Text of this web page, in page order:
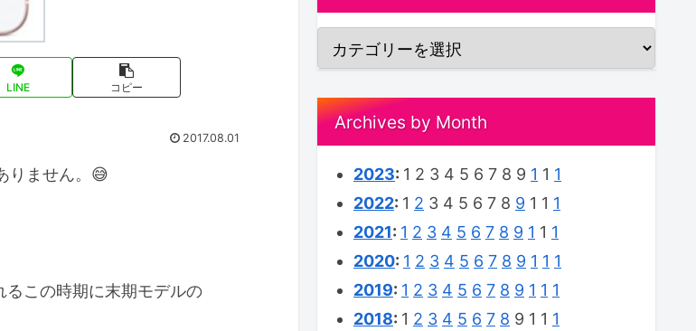
LINE コピー
2017.08.01
りません。😅
この時期に末期モデルの
Archives by Month
2023: 1 2 3 4 5 6 7 8 9 1 1 1
2022: 1 2 3 4 5 6 7 8 9 1 1 1
2021: 1 2 3 4 5 6 7 8 9 1 1 1
2020: 1 2 3 4 5 6 7 8 9 1 1 1
2019: 1 2 3 4 5 6 7 8 9 1 1 1
2018: 1 2 3 4 5 6 7 8 9 1 1 1